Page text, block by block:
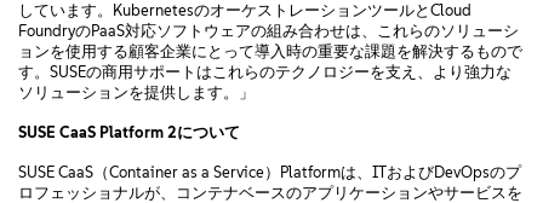
しています。KubernetesのオーケストレーションツールとCloud
FoundryのPaaS対応ソフトウェアの組み合わせは、これらのソリューシ
ョンを使用する顧客企業にとって導入時の重要な課題を解決するもので
す。SUSEの商用サポートはこれらのテクノロジーを支え、より強力な
ソリューションを提供します。」
SUSE CaaS Platform 2について
SUSE CaaS（Container as a Service）Platformは、ITおよびDevOpsのプ
ロフェッショナルが、コンテナベースのアプリケーションやサービスを